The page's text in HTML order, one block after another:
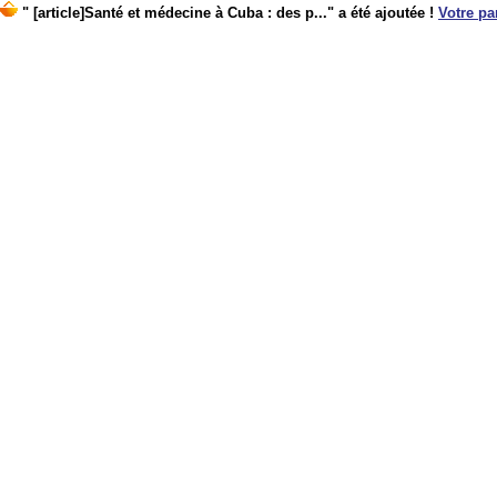
" [article]Santé et médecine à Cuba : des p..." a été ajoutée ! Votre